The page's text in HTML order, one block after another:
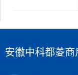
安徽中科都菱商